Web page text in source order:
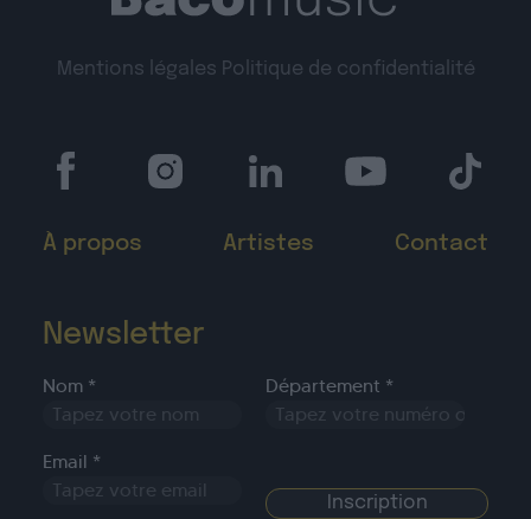
Mentions légales Politique de confidentialité
À propos Artistes Contact
Newsletter
Nom * Département *
Email *